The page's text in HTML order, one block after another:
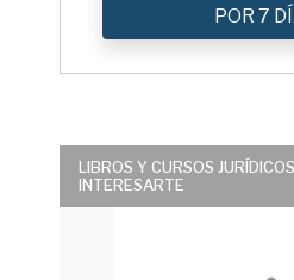
POR 7
LIBROS Y CURSOS
INTERESARTE